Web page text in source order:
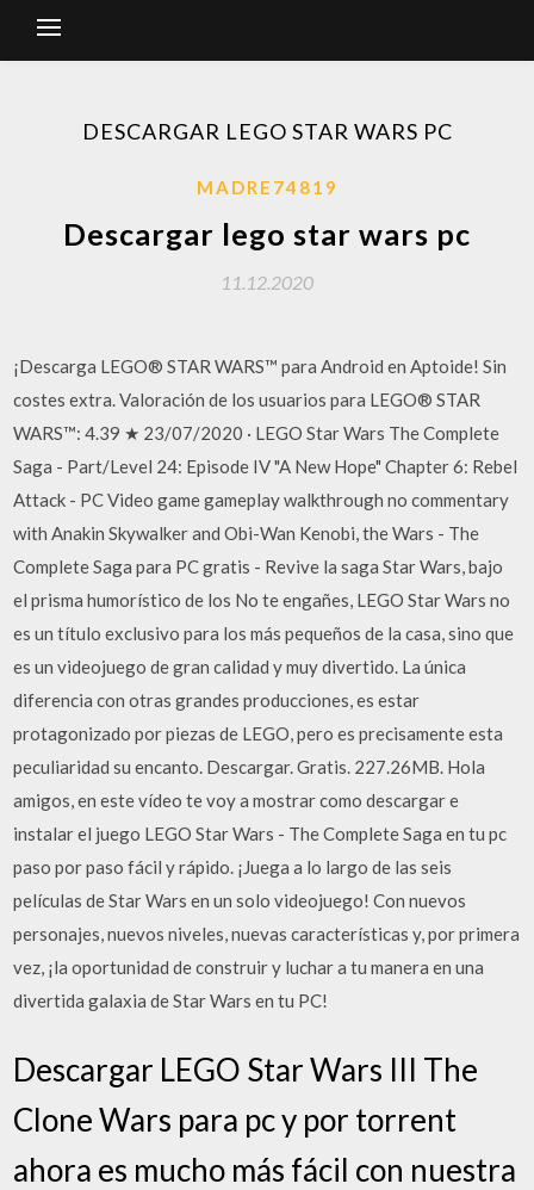
DESCARGAR LEGO STAR WARS PC
MADRE74819
Descargar lego star wars pc
11.12.2020
¡Descarga LEGO® STAR WARS™ para Android en Aptoide! Sin
costes extra. Valoración de los usuarios para LEGO® STAR
WARS™: 4.39 ★ 23/07/2020 · LEGO Star Wars The Complete
Saga - Part/Level 24: Episode IV "A New Hope" Chapter 6: Rebel
Attack - PC Video game gameplay walkthrough no commentary
with Anakin Skywalker and Obi-Wan Kenobi, the Wars - The
Complete Saga para PC gratis - Revive la saga Star Wars, bajo
el prisma humorístico de los No te engañes, LEGO Star Wars no
es un título exclusivo para los más pequeños de la casa, sino que
es un videojuego de gran calidad y muy divertido. La única
diferencia con otras grandes producciones, es estar
protagonizado por piezas de LEGO, pero es precisamente esta
peculiaridad su encanto. Descargar. Gratis. 227.26MB. Hola
amigos, en este vídeo te voy a mostrar como descargar e
instalar el juego LEGO Star Wars - The Complete Saga en tu pc
paso por paso fácil y rápido. ¡Juega a lo largo de las seis
películas de Star Wars en un solo videojuego! Con nuevos
personajes, nuevos niveles, nuevas características y, por primera
vez, ¡la oportunidad de construir y luchar a tu manera en una
divertida galaxia de Star Wars en tu PC!
Descargar LEGO Star Wars III The
Clone Wars para pc y por torrent
ahora es mucho más fácil con nuestra